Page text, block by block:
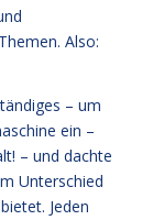
Also:
– um
ein –
– und dachte
Unterschied
Jeden